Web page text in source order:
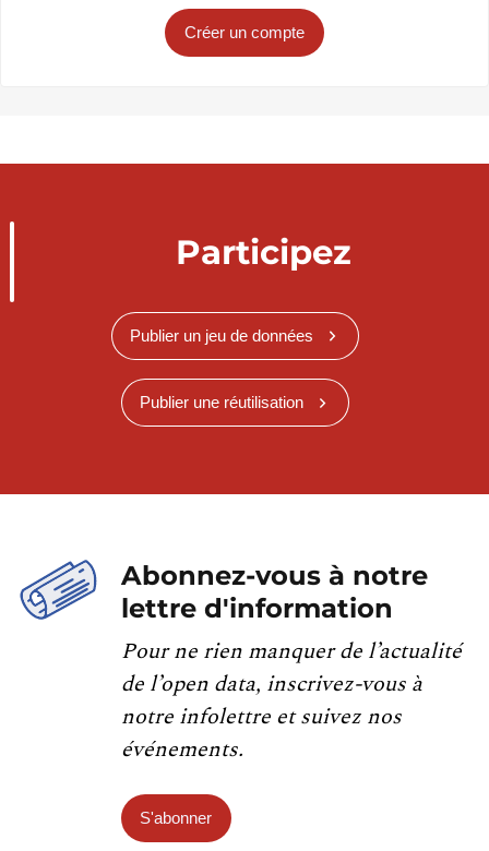
Créer un compte
Participez
Publier un jeu de données
Publier une réutilisation
Abonnez-vous à notre
lettre d'information
Pour ne rien manquer de l’actualité
de l’open data, inscrivez-vous à
notre infolettre et suivez nos
événements.
S'abonner